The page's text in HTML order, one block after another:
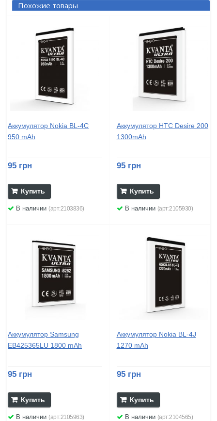
Похожие товары
Аккумулятор Nokia BL-4C
950 mAh
95 грн
Купить
В наличии (арт:2103836)
Аккумулятор HTC Desire 200
1300mAh
95 грн
Купить
В наличии (арт:2105930)
Аккумулятор Samsung
EB425365LU 1800 mAh
95 грн
Купить
В наличии (арт:2105963)
Аккумулятор Nokia BL-4J
1270 mAh
95 грн
Купить
В наличии (арт:2104565)